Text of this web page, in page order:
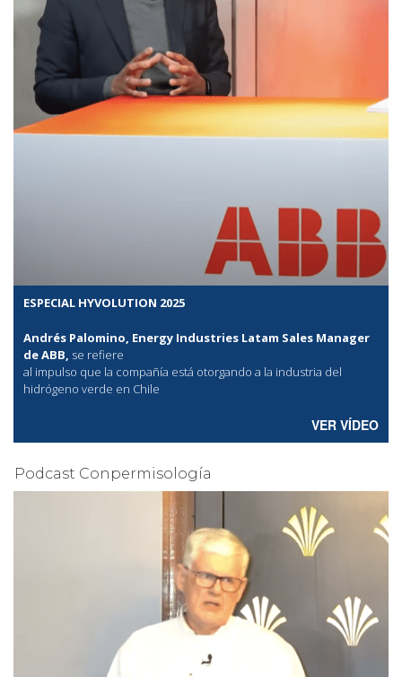
ESPECIAL HYVOLUTION 2025
Andrés Palomino, Energy Industries Latam Sales Manager
de ABB, se refiere
al impulso que la compañía está otorgando a la industria del
hidrógeno verde en Chile
VER VÍDEO
Podcast Conpermisología